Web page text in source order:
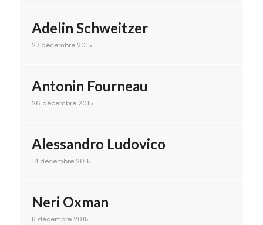
Adelin Schweitzer
27 décembre 2015
Antonin Fourneau
26 décembre 2015
Alessandro Ludovico
14 décembre 2015
Neri Oxman
8 décembre 2015